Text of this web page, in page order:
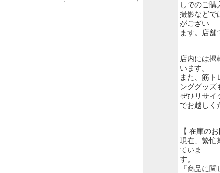
しでのご購
撮影などで
がござい
ます。店舗
店内には掲
います。
また、筋ト
ンググッズ
ぜひリサイ
でお越しく
【 在庫の
現在、繁忙
ていま
す。
『商品に